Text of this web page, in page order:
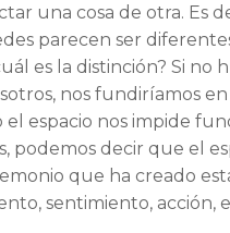
una cosa de otra. Es
parecen ser
es la distinción? Si no
nos fundiríamos
el espacio nos impide
podemos decir que el
que ha creado
sentimiento, acción,